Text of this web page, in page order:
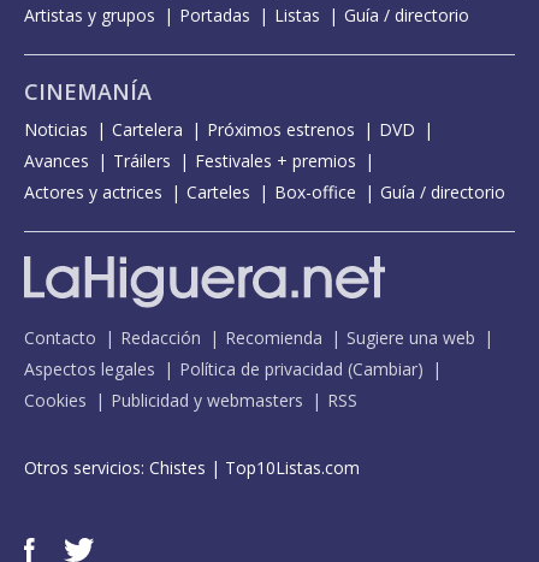
Artistas y grupos
Portadas Listas Guía / directorio
CINEMANÍA
Noticias Cartelera Próximos estrenos
DVD
Avances
Tráilers
Festivales + premios
Actores y actrices
Carteles Box-office Guía / directorio
Contacto Redacción Recomienda
Sugiere una web
Aspectos legales
Política de privacidad (Cambiar)
Cookies
Publicidad y webmasters RSS
Otros servicios: Chistes | Top10Listas.com